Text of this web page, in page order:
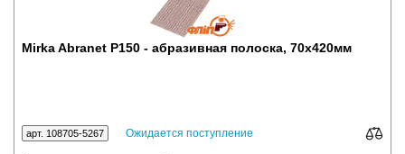
Mirka Abranet P150 - абразивная полоска, 70x420мм
арт. 108705-5267 Ожидается поступление